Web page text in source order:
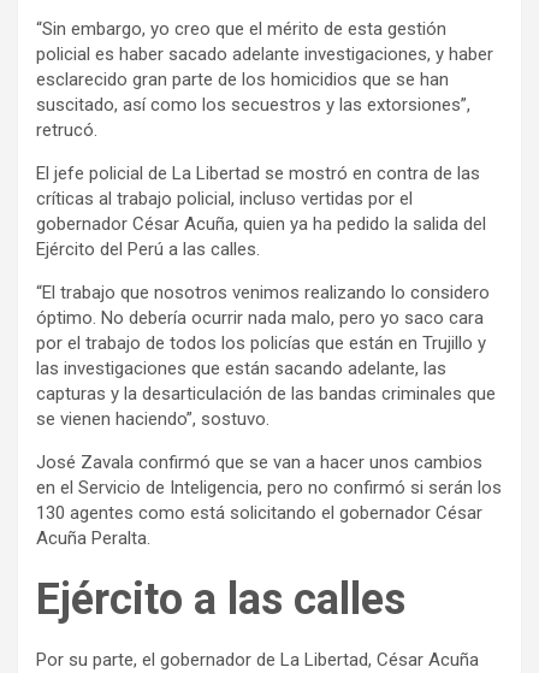
“Sin embargo, yo creo que el mérito de esta gestión
policial es haber sacado adelante investigaciones, y haber
esclarecido gran parte de los homicidios que se han
suscitado, así como los secuestros y las extorsiones”,
retrucó.
El jefe policial de La Libertad se mostró en contra de las
críticas al trabajo policial, incluso vertidas por el
gobernador César Acuña, quien ya ha pedido la salida del
Ejército del Perú a las calles.
“El trabajo que nosotros venimos realizando lo considero
óptimo. No debería ocurrir nada malo, pero yo saco cara
por el trabajo de todos los policías que están en Trujillo y
las investigaciones que están sacando adelante, las
capturas y la desarticulación de las bandas criminales que
se vienen haciendo”, sostuvo.
José Zavala confirmó que se van a hacer unos cambios
en el Servicio de Inteligencia, pero no confirmó si serán los
130 agentes como está solicitando el gobernador César
Acuña Peralta.
Ejército a las calles
Por su parte, el gobernador de La Libertad, César Acuña